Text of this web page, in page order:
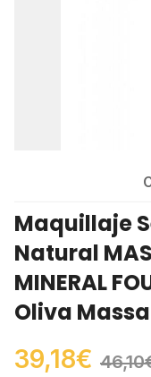
Maquillaje
Natural
MINERAL
Oliva
39,18€ 46,10